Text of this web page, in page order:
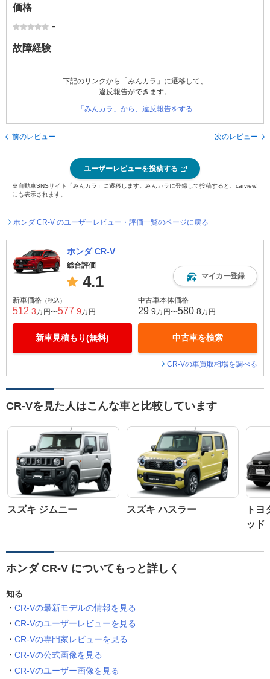
価格
-
故障経験
下記のリンクから「みんカラ」に遷移して、
違反報告ができます。
「みんカラ」から、違反報告をする
前のレビュー 次のレビュー
ユーザーレビューを投稿する
※自動車SNSサイト「みんカラ」に遷移します。みんカラに登録して投稿すると、carview!
にも表示されます。
ホンダ CR-V のユーザーレビュー・評価一覧のページに戻る
ホンダ CR-V
総合評価
4.1 マイカー登録
新車価格 （税込）
512 .3万円〜577 .9万円
新車見積もり(無料)
中古車本体価格
29 .9万円〜580 .8万円
中古車を検索
CR-Vの車買取相場を調べる
CR-Vを見た人はこんな車と比較しています
スズキ ジムニー スズキ ハスラー
ト
ッド
ホンダ CR-V についてもっと詳しく
知る
CR-Vの最新モデルの情報を見る
CR-Vのユーザーレビューを見る
CR-Vの専門家レビューを見る
CR-Vの公式画像を見る
CR-Vのユーザー画像を見る